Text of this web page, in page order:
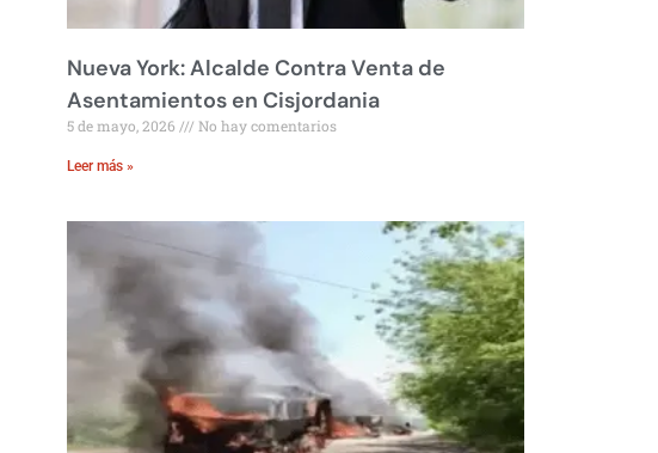
Nueva York: Alcalde Contra Venta de
Asentamientos en Cisjordania
5 de mayo, 2026 No hay comentarios
Leer más »